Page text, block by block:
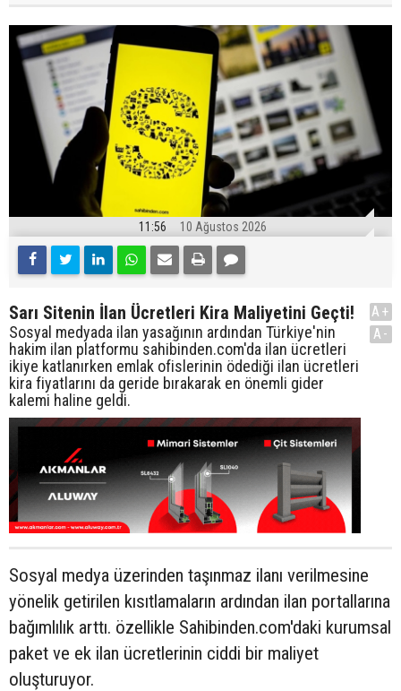
11:56 10 Ağustos 2026
Sarı Sitenin İlan Ücretleri Kira Maliyetini Geçti!
Sosyal medyada ilan yasağının ardından Türkiye'nin
hakim ilan platformu sahibinden.com'da ilan ücretleri
ikiye katlanırken emlak ofislerinin ödediği ilan ücretleri
kira fiyatlarını da geride bırakarak en önemli gider
kalemi haline geldi.
A+
A-
Sosyal medya üzerinden taşınmaz ilanı verilmesine
yönelik getirilen kısıtlamaların ardından ilan portallarına
bağımlılık arttı. özellikle Sahibinden.com'daki kurumsal
paket ve ek ilan ücretlerinin ciddi bir maliyet
oluşturuyor.